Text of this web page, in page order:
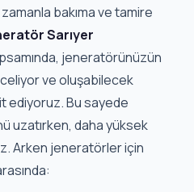
bakıma ve tamire
Sarıyer
jeneratörünüzün
ve oluşabilecek
ediyoruz. Bu sayede
uzatırken, daha yüksek
Arken jeneratörler için